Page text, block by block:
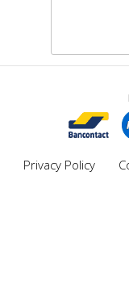
Privacy Policy